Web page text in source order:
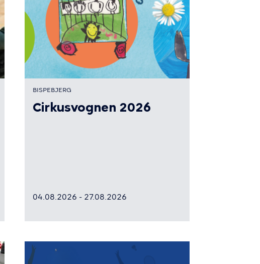
BISPEBJERG
Cirkusvognen 2026
04.08.2026 - 27.08.2026